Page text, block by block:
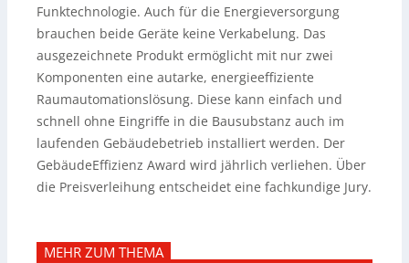
Funktechnologie. Auch für die Energieversorgung
brauchen beide Geräte keine Verkabelung. Das
ausgezeichnete Produkt ermöglicht mit nur zwei
Komponenten eine autarke, energieeffiziente
Raumautomationslösung. Diese kann einfach und
schnell ohne Eingriffe in die Bausubstanz auch im
laufenden Gebäudebetrieb installiert werden. Der
GebäudeEffizienz Award wird jährlich verliehen. Über
die Preisverleihung entscheidet eine fachkundige Jury.
MEHR ZUM THEMA